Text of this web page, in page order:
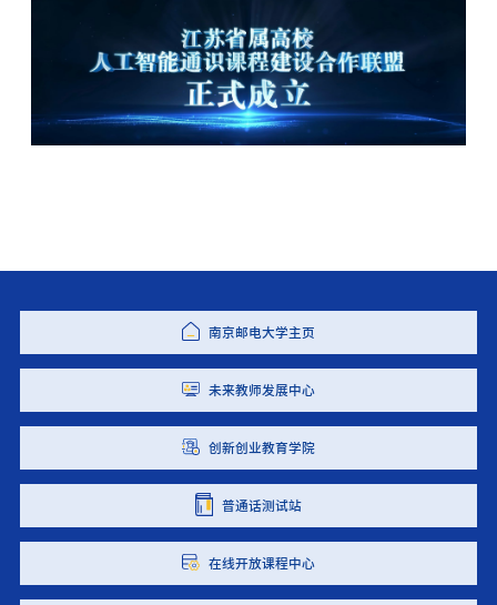
南京邮电大学主页
未来教师发展中心
创新创业教育学院
普通话测试站
在线开放课程中心